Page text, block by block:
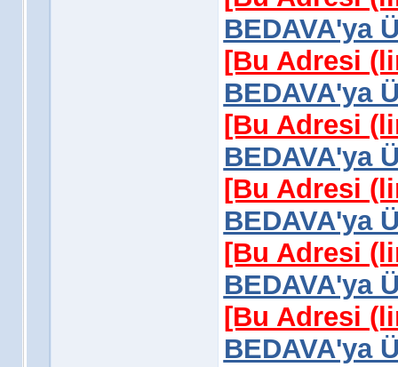
BEDAVA'ya
[Bu Adresi
BEDAVA'ya
[Bu Adresi
BEDAVA'ya
[Bu Adresi
BEDAVA'ya
[Bu Adresi
BEDAVA'ya
[Bu Adresi
BEDAVA'ya